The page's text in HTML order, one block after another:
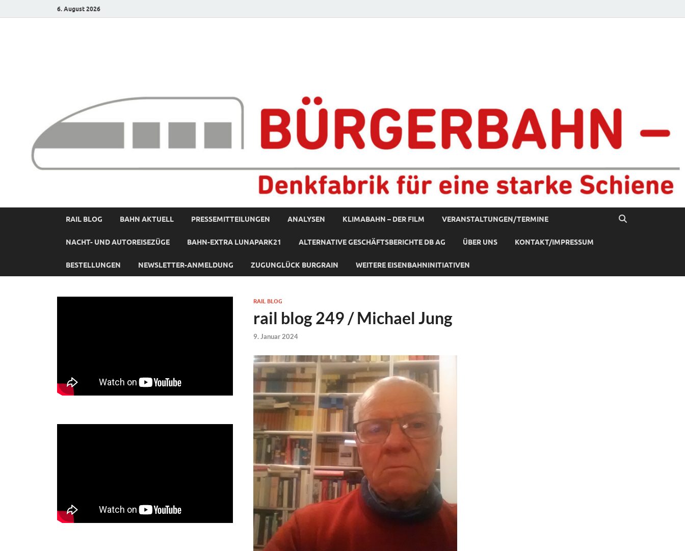
6. August 2026
RAIL BLOG BAHN AKTUELL PRESSEMITTEILUNGEN ANALYSEN KLIMABAHN – DER FILM VERANSTALTUNGEN/TERMINE
NACHT- UND AUTOREISEZÜGE BAHN-EXTRA LUNAPARK21 ALTERNATIVE GESCHÄFTSBERICHTE DB AG ÜBER UNS KONTAKT/IMPRESSUM
BESTELLUNGEN NEWSLETTER-ANMELDUNG ZUGUNGLÜCK BURGRAIN WEITERE EISENBAHNINITIATIVEN
RAIL BLOG
rail blog 249 / Michael Jung
9. Januar 2024